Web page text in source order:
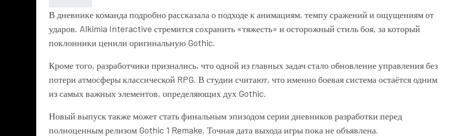
В дневнике команда подробно рассказала о подходе к анимациям, темпу сражений и ощущениям от
ударов. Alkimia Interactive стремится сохранить «тяжесть» и осторожный стиль боя, за который
поклонники ценили оригинальную Gothic.
Кроме того, разработчики признались, что одной из главных задач стало обновление управления без
потери атмосферы классической RPG. В студии считают, что именно боевая система остаётся одним
из самых важных элементов, определяющих дух Gothic.
Новый выпуск также может стать финальным эпизодом серии дневников разработки перед
полноценным релизом Gothic 1 Remake. Точная дата выхода игры пока не объявлена.